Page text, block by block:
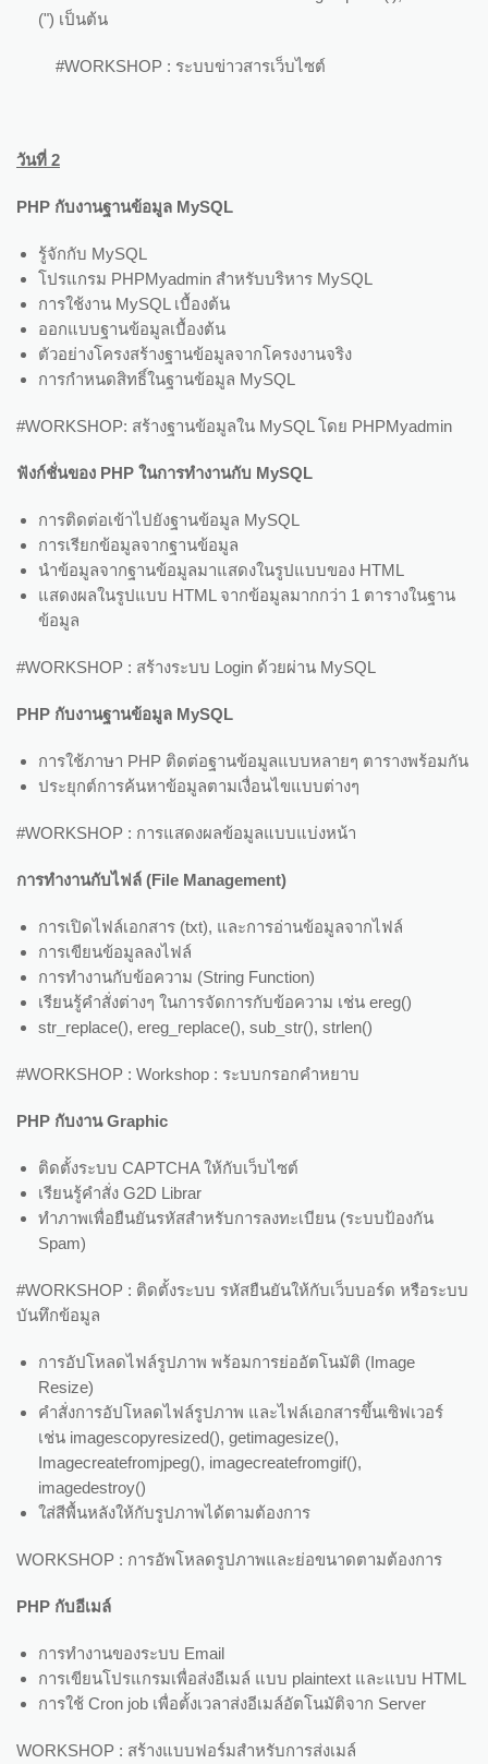
(") เป็นต้น
#WORKSHOP : ระบบข่าวสารเว็บไซต์
วันที่ 2
PHP กับงานฐานข้อมูล MySQL
รู้จักกับ MySQL
โปรแกรม PHPMyadmin สำหรับบริหาร MySQL
การใช้งาน MySQL เบื้องต้น
ออกแบบฐานข้อมูลเบื้องต้น
ตัวอย่างโครงสร้างฐานข้อมูลจากโครงงานจริง
การกำหนดสิทธิ์ในฐานข้อมูล MySQL
#WORKSHOP: สร้างฐานข้อมูลใน MySQL โดย PHPMyadmin
ฟังก์ชั่นของ PHP ในการทำงานกับ MySQL
การติดต่อเข้าไปยังฐานข้อมูล MySQL
การเรียกข้อมูลจากฐานข้อมูล
นำข้อมูลจากฐานข้อมูลมาแสดงในรูปแบบของ HTML
แสดงผลในรูปแบบ HTML จากข้อมูลมากกว่า 1 ตารางในฐาน
ข้อมูล
#WORKSHOP : สร้างระบบ Login ด้วยผ่าน MySQL
PHP กับงานฐานข้อมูล MySQL
การใช้ภาษา PHP ติดต่อฐานข้อมูลแบบหลายๆ ตารางพร้อมกัน
ประยุกต์การค้นหาข้อมูลตามเงื่อนไขแบบต่างๆ
#WORKSHOP : การแสดงผลข้อมูลแบบแบ่งหน้า
การทำงานกับไฟล์ (File Management)
การเปิดไฟล์เอกสาร (txt), และการอ่านข้อมูลจากไฟล์
การเขียนข้อมูลลงไฟล์
การทำงานกับข้อความ (String Function)
เรียนรู้คำสั่งต่างๆ ในการจัดการกับข้อความ เช่น ereg()
str_replace(), ereg_replace(), sub_str(), strlen()
#WORKSHOP : Workshop : ระบบกรอกคำหยาบ
PHP กับงาน Graphic
ติดตั้งระบบ CAPTCHA ให้กับเว็บไซต์
เรียนรู้คำสั่ง G2D Librar
ทำภาพเพื่อยืนยันรหัสสำหรับการลงทะเบียน (ระบบป้องกัน
Spam)
#WORKSHOP : ติดตั้งระบบ รหัสยืนยันให้กับเว็บบอร์ด หรือระบบ
บันทึกข้อมูล
การอัปโหลดไฟล์รูปภาพ พร้อมการย่ออัตโนมัติ (Image
Resize)
คำสั่งการอัปโหลดไฟล์รูปภาพ และไฟล์เอกสารขึ้นเซิฟเวอร์
เช่น imagescopyresized(), getimagesize(),
Imagecreatefromjpeg(), imagecreatefromgif(),
imagedestroy()
ใส่สีพื้นหลังให้กับรูปภาพได้ตามต้องการ
WORKSHOP : การอัพโหลดรูปภาพและย่อขนาดตามต้องการ
PHP กับอีเมล์
การทำงานของระบบ Email
การเขียนโปรแกรมเพื่อส่งอีเมล์ แบบ plaintext และแบบ HTML
การใช้ Cron job เพื่อตั้งเวลาส่งอีเมล์อัตโนมัติจาก Server
WORKSHOP : สร้างแบบฟอร์มสำหรับการส่งเมล์